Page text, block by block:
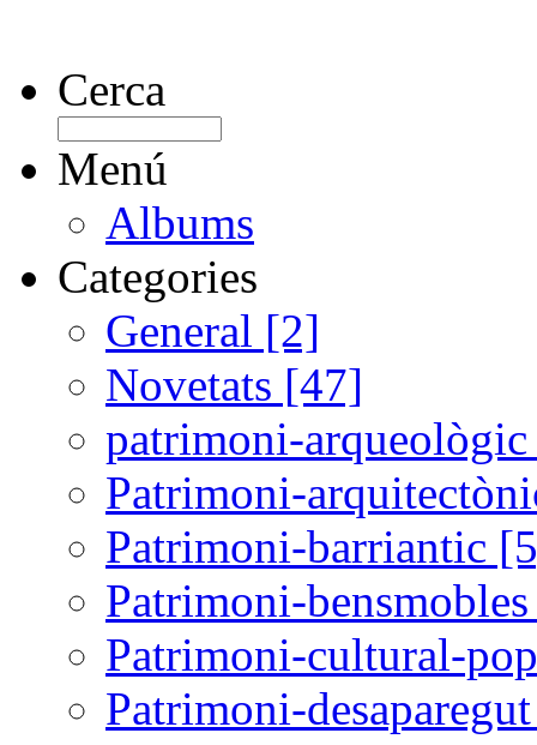
Cerca
Menú
Albums
Categories
General [2]
Novetats [47]
patrimoni-
Patrimoni-
Patrimoni-barriantic
Patrimoni-
Patrimoni-cultural-
Patrimoni-